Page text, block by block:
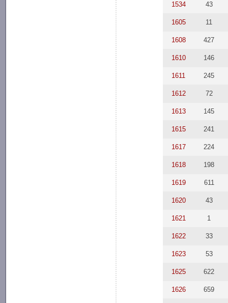
1534 43
1605 11
1608 427
1610 146
1611 245
1612 72
1613 145
1615 241
1617 224
1618 198
1619 611
1620 43
1621 1
1622 33
1623 53
1625 622
1626 659